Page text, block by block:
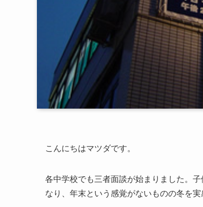
こんにちはマツダです。
各中学校でも三者面談が始まりました。
なり、年末という感覚がないものの冬を実